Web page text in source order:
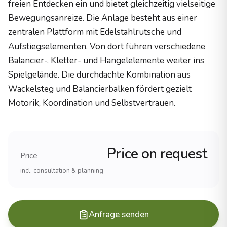
Holzzertifizierung
PEFC-zertifiziertes Robinienholz
Herstellung
100% Made in Germany
Haltbarkeit
25+ Jahre (Robinienholz)
Erfahrung und Referenzen
Erfahrung
Alle 16 BundeslÃ¤nder, international
Produkte
KlettergerÃ¼ste (verschiedene Schwierigkeitsgrade)
Schaukeln und Wippen
freien Entdecken ein und bietet gleichzeitig vielseitige
Bewegungsanreize. Die Anlage besteht aus einer
zentralen Plattform mit Edelstahlrutsche und
Aufstiegselementen. Von dort führen verschiedene
Balancier-, Kletter- und Hangelelemente weiter ins
Spielgelände. Die durchdachte Kombination aus
Wackelsteg und Balancierbalken fördert gezielt
Motorik, Koordination und Selbstvertrauen.
Price Price on request
incl. consultation & planning
Anfrage senden